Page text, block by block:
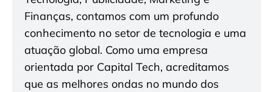
Finanças, contamos com um profundo
conhecimento no setor de tecnologia e uma
atuação global. Como uma empresa
orientada por Capital Tech, acreditamos
que as melhores ondas no mundo dos